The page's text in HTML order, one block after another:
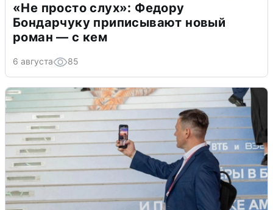
«Не просто слух»: Федору
Бондарчуку приписывают новый
роман — с кем
6 августа 85